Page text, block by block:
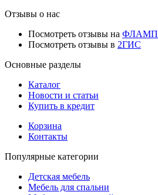
Отзывы о нас
Посмотреть отзывы на ФЛАМП
Посмотреть отзывы в 2ГИС
Основные разделы
Каталог
Новости и статьи
Купить в кредит
Корзина
Контакты
Популярные категории
Детская мебель
Мебель для спальни